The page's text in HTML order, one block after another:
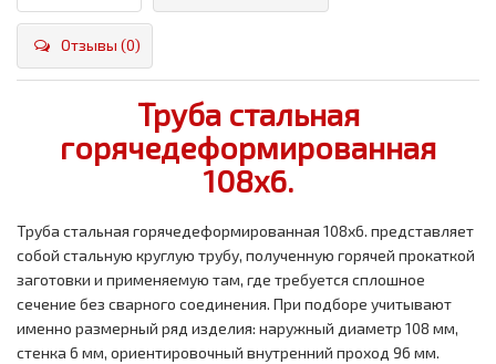
Отзывы (0)
Труба стальная
горячедеформированная
108x6.
Труба стальная горячедеформированная 108x6. представляет
собой стальную круглую трубу, полученную горячей прокаткой
заготовки и применяемую там, где требуется сплошное
сечение без сварного соединения. При подборе учитывают
именно размерный ряд изделия: наружный диаметр 108 мм,
стенка 6 мм, ориентировочный внутренний проход 96 мм.